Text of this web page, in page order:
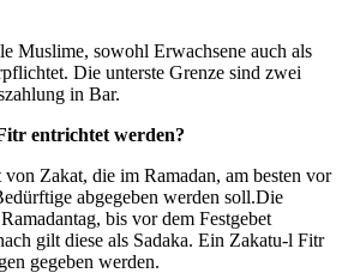
Muslime, sowohl Erwachsene auch als
Die unterste Grenze sind zwei
in Bar.
entrichtet werden?
Zakat, die im Ramadan, am besten vor
abgegeben werden soll.Die
bis vor dem Festgebet
gilt diese als Sadaka. Ein Zakatu-l Fitr
gegeben werden.